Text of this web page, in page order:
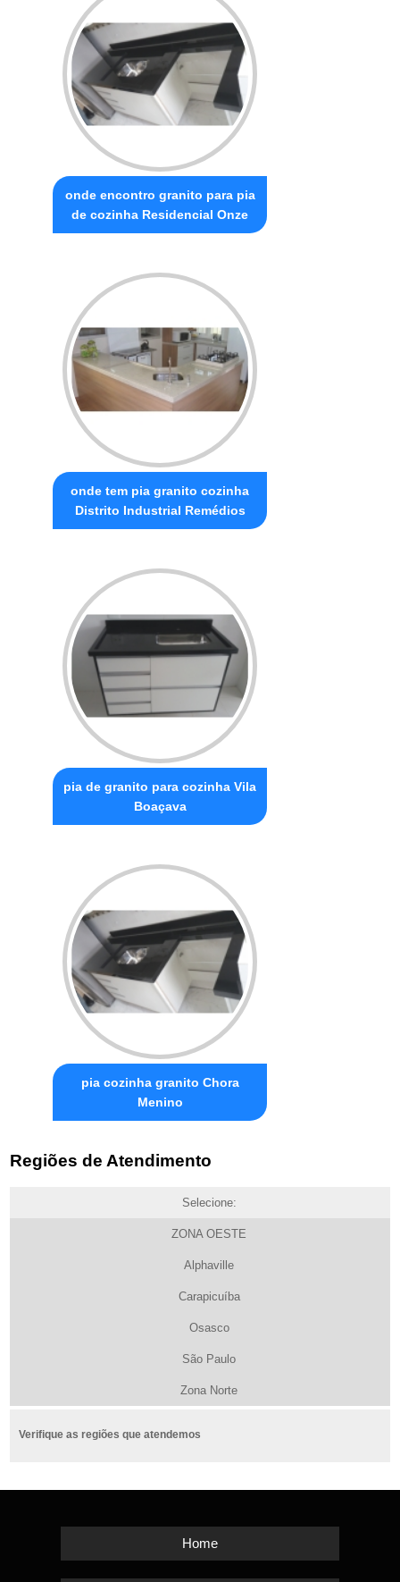
onde encontro granito para pia
de cozinha Residencial Onze
onde tem pia granito cozinha
Distrito Industrial Remédios
pia de granito para cozinha Vila
Boaçava
pia cozinha granito Chora
Menino
Regiões de Atendimento
Selecione:
ZONA OESTE
Alphaville
Carapicuíba
Osasco
São Paulo
Zona Norte
Verifique as regiões que atendemos
Home